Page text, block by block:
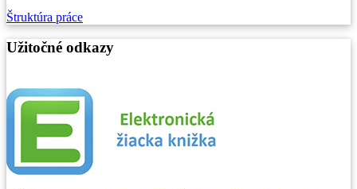
Štruktúra práce
Užitočné odkazy